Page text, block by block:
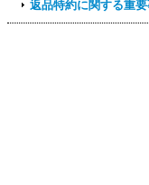
返品特約に関する重